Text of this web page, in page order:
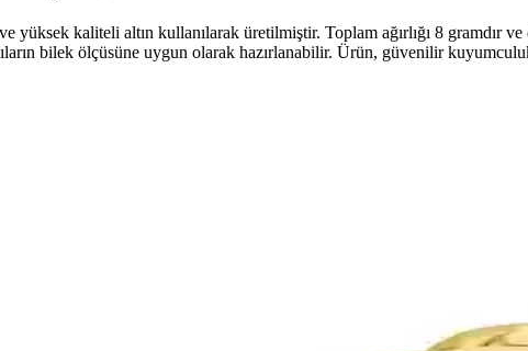
yüksek kaliteli altın kullanılarak üretilmiştir. Toplam ağırlığı 8 gramdır
bilek ölçüsüne uygun olarak hazırlanabilir. Ürün, güvenilir
yıldızı kolye ucu, hafifliği ve şık tasarımıyla günlük kullanım için ideal,
Altın Havale Ürünü Detaylı İnceleme ve Özellikleri